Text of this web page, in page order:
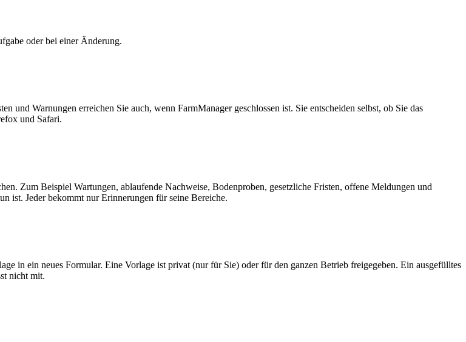
oder bei einer Änderung.
Warnungen erreichen Sie auch, wenn FarmManager geschlossen ist. Sie entscheiden selbst, ob Sie das
und Safari.
Zum Beispiel Wartungen, ablaufende Nachweise, Bodenproben, gesetzliche Fristen, offene Meldungen und
ist. Jeder bekommt nur Erinnerungen für seine Bereiche.
in ein neues Formular. Eine Vorlage ist privat (nur für Sie) oder für den ganzen Betrieb freigegeben. Ein ausgefülltes
nicht mit.